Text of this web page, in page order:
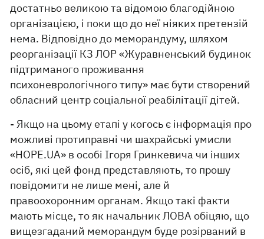
достатньо великою та відомою благодійною
організацією, і поки що до неї ніяких претензій
нема. Відповідно до меморандуму, шляхом
реорганізації КЗ ЛОР «Журавненський будинок
підтриманого проживання
психоневрологічного типу» має бути створений
обласний центр соціальної реабілітації дітей.
- Якщо на цьому етапі у когось є інформація про
можливі протиправні чи шахрайські умисли
«HOPE.UA» в особі Ігоря Гринкевича чи інших
осіб, які цей фонд представляють, то прошу
повідомити не лише мені, але й
правоохоронним органам. Якщо такі факти
мають місце, то як начальник ЛОВА обіцяю, що
вищезгаданий меморандум буде розірваний в